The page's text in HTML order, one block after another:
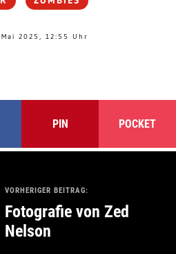
2025, 12:55 Uhr
PIN POCKET
VORHERIGER BEITRAG:
Fotografie von Zed
Nelson